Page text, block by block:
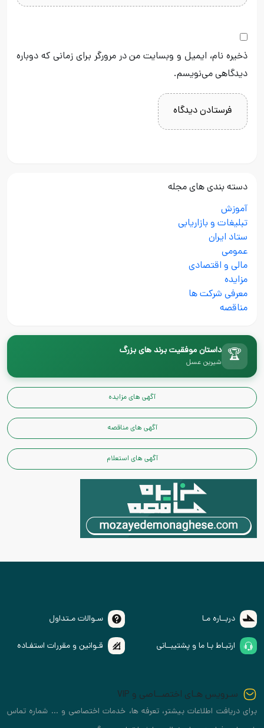
ذخیره نام، ایمیل و وبسایت من در مرورگر برای زمانی که دوباره
دیدگاهی می‌نویسم.
دسته بندی های مجله
آموزش
تبلیغات و بازاریابی
ستاد ایران
عمومی
مالی و اقتصادی
مزایده
معرفی شرکت ها
مناقصه
🏆 داستان موفقیت برند های بزرگ
شیرین عسل
آگهی های مزایده
آگهی های مناقصه
آگهی های استعلام
دربــاره مـا سـوالات مـتداول
ارتبـاط بـا ما و پشتیبــانی قـوانین و مقررات استفـاده
سـرویس هـای اختصــاصی و VIP
برای دریافت اطلاعات بیشتر، تعرفه ها، خدمات اختصاصی و ... شماره تماس